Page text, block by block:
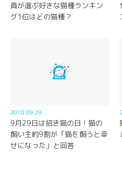
員が選ぶ好きな猫種ランキン
グ1位はどの猫種？
2018.09.29
9月29日は招き猫の日！猫の
飼い主約9割が「猫を飼うと幸
せになった」と回答